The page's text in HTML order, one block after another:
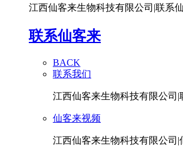
江西仙客来生物科技有限公司|联系
联系仙客来
BACK
联系我们
江西仙客来生物科技有限公司|
仙客来视频
江西仙客来生物科技有限公司|